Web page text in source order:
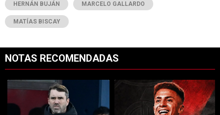
HERNÁN BUJÁN MARCELO GALLARDO
MATÍAS BISCAY
NOTAS RECOMENDADAS
Un artículo de tendencia con el título "Coudet tras la derrota ante
Un artículo de tendencia con el